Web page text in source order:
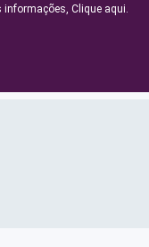
informações, Clique aqui.